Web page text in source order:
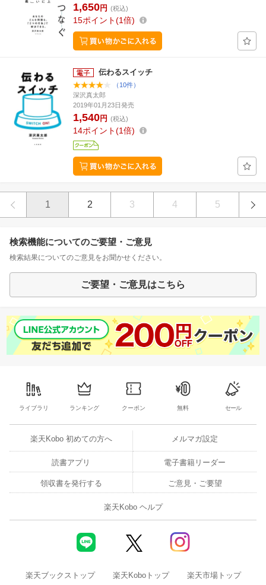
1,650円 (税込)
15ポイント 1倍
伝わるスイッチ
（10件）
深沢真太郎
2019年01月23日発売
1,540円 (税込)
14ポイント 1倍
1 2 3 4 5
検索機能についてのご要望・ご意見
検索結果についてのご意見をお聞かせください。
ご要望・ご意見はこちら
ライブラリ ランキング クーポン 無料 セール
楽天Kobo 初めての方へ メルマガ設定
読書アプリ 電子書籍リーダー
領収書を発行する ご意見・ご要望
楽天Kobo ヘルプ
楽天ブックストップ 楽天Koboトップ 楽天市場トップ